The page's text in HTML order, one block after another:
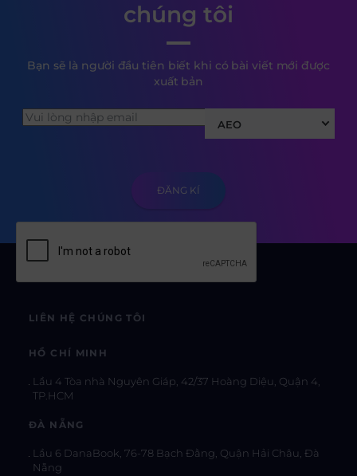
chúng tôi
Bạn sẽ là người đầu tiên biết khi có bài viết mới được
xuất bản
AEO
LIÊN HỆ CHÚNG TÔI
HỒ CHÍ MINH
Lầu 4 Tòa nhà Nguyên Giáp, 42/37 Hoàng Diệu, Quận 4,
TP.HCM
ĐÀ NẴNG
Lầu 6 DanaBook, 76-78 Bạch Đằng, Quận Hải Châu, Đà
Nẵng